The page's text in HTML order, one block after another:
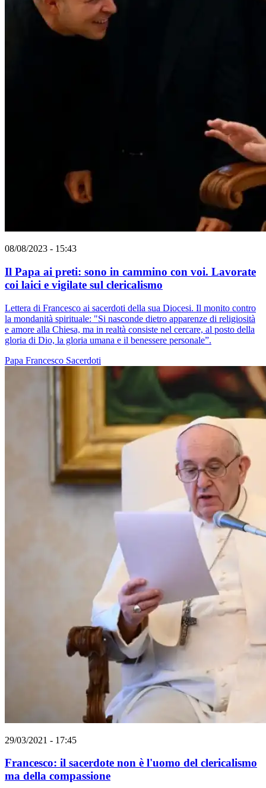
08/08/2023 - 15:43
Il Papa ai preti: sono in cammino con voi. Lavorate
coi laici e vigilate sul clericalismo
Lettera di Francesco ai sacerdoti della sua Diocesi. Il monito contro
la mondanità spirituale: "Si nasconde dietro apparenze di religiosità
e amore alla Chiesa, ma in realtà consiste nel cercare, al posto della
gloria di Dio, la gloria umana e il benessere personale”.
Papa Francesco Sacerdoti
29/03/2021 - 17:45
Francesco: il sacerdote non è l'uomo del clericalismo
ma della compassione